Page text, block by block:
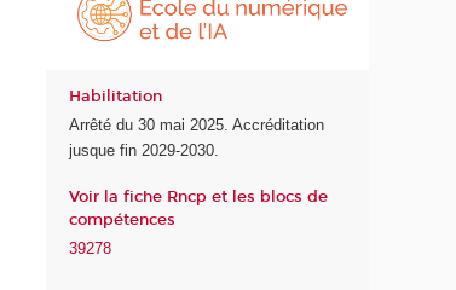
Habilitation
Arrêté du 30 mai 2025. Accréditation
jusque fin 2029-2030.
Voir la fiche Rncp et les blocs de
compétences
39278